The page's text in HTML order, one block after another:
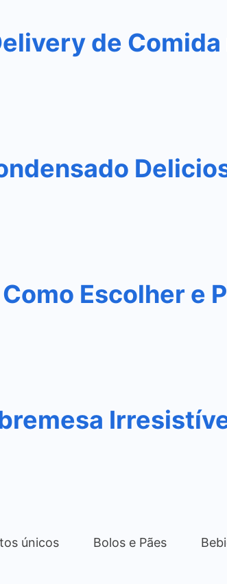
de Comida
Escolher e
únicos Bolos e Pães